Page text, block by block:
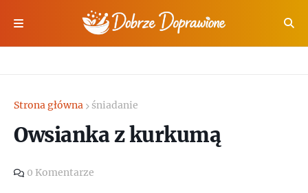
Strona główna śniadanie
Owsianka z kurkumą
0 Komentarze